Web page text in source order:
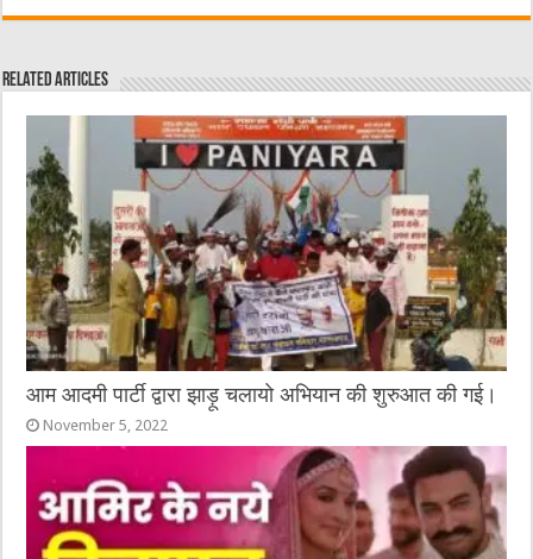
c
e
b
o
k
it
r
C
at
ai ss
n
g
er
at
A
p
p
Related Articles
आम आदमी पार्टी द्वारा झाड़ू चलायो अभियान की शुरुआत की गई।
November 5, 2022